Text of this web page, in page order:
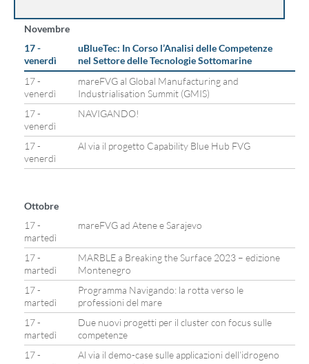
Novembre
17 -
venerdì
uBlueTec: In Corso l’Analisi delle Competenze
nel Settore delle Tecnologie Sottomarine
17 -
venerdì
mareFVG al Global Manufacturing and
Industrialisation Summit (GMIS)
17 -
venerdì
NAVIGANDO!
17 -
venerdì
Al via il progetto Capability Blue Hub FVG
Ottobre
17 -
martedì
mareFVG ad Atene e Sarajevo
17 -
martedì
MARBLE a Breaking the Surface 2023 – edizione
Montenegro
17 -
martedì
Programma Navigando: la rotta verso le
professioni del mare
17 -
martedì
Due nuovi progetti per il cluster con focus sulle
competenze
17 -
Al via il demo-case sulle applicazioni dell’idrogeno